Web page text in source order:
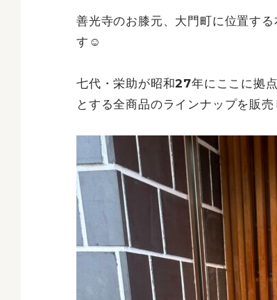
善光寺のお膝元、大門町に位置す
す☺
七代・栄助が昭和27年にここに拠
とする全商品のラインナップを販